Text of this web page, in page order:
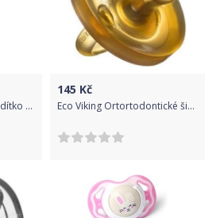
Silikonové dynamické šidítko Lovi I Love 3-6 měsíců
145 Kč
Eco Viking Ortortodontické šidítko latex EcoViking